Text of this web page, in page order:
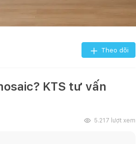
Theo dõi
KTS tư vấn
5.217 lượt xem